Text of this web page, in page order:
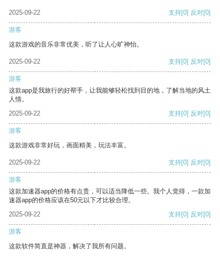
2025-09-22 支持[0] 反对[0]
游客
这款游戏的音乐非常优美，听了让人心旷神怡。
2025-09-22 支持[0] 反对[0]
游客
这款app是我旅行的好帮手，让我能够轻松找到目的地，了解当地的风土
人情。
2025-09-22
支持[0] 反对[0]
游客
这款游戏非常好玩，画面精美，玩法丰富。
2025-09-22 支持[0] 反对[0]
游客
这款加速器app的价格有点贵，可以适当降低一些。我个人觉得，一款加
速器app的价格应该在50元以下才比较合理。
2025-09-22
支持[0] 反对[0]
游客
这款软件简直是神器，解决了我所有问题。